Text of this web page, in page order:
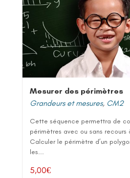
Mesurer des périmètres
Grandeurs et mesures, CM2
Cette séquence permettra de
périmètres avec ou sans recours
Calculer le périmètre d’un
les...
5,00€